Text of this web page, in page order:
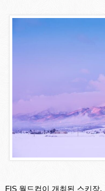
FIS 월드컵이 개최된 스키장